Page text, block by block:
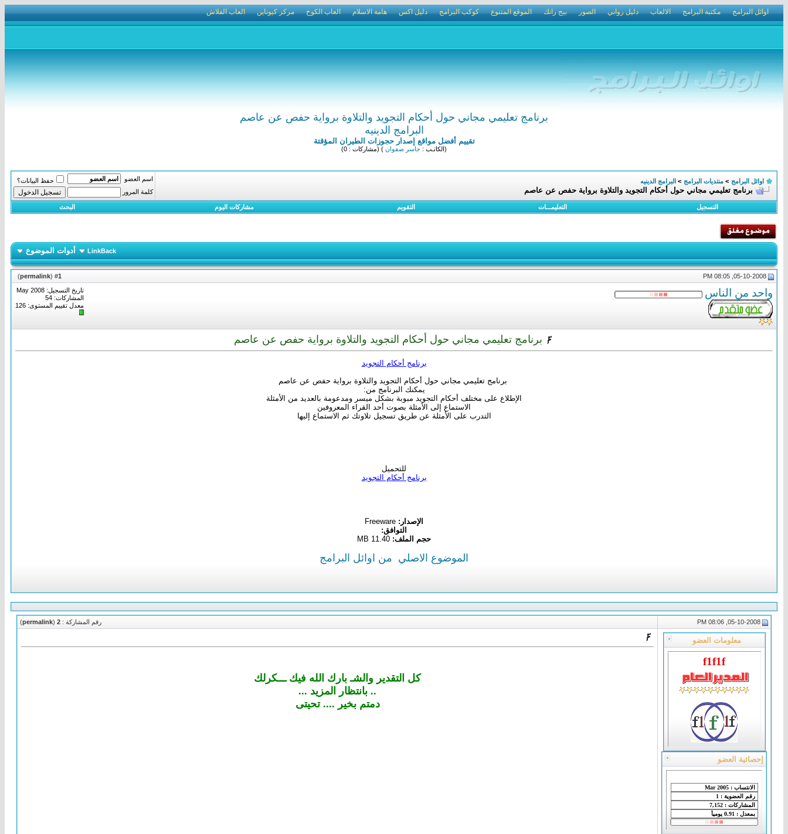
اوائل البرامج مكتبة البرامج الالعاب دليل روابي الصور بيج رانك الموقع المتنوع كوكب البرامج دليل اكس هامة الاسلام العاب الكوخ مركز كيوناين العاب الفلاش
برنامج تعليمي مجاني حول أحكام التجويد والتلاوة برواية حفص عن عاصم
البرامج الدينيه
تقييم أفضل مواقع إصدار حجوزات الطيران المؤقتة
(الكاتـب : جاسر صفوان ) (مشاركات : 0)
اوائل البرامج > منتديات البرامج > البرامج الدينيه
برنامج تعليمي مجاني حول أحكام التجويد والتلاوة برواية حفص عن عاصم
اسم العضو
حفظ البيانات؟
كلمة المرور
التسجيل التعليمـــات التقويم مشاركات اليوم البحث
LinkBack أدوات الموضوع
1
(
permalink
)
واحد من الناس
تاريخ التسجيل: May 2008
المشاركات: 54
معدل تقييم المستوى: 126
برنامج تعليمي مجاني حول أحكام التجويد والتلاوة برواية حفص عن عاصم
برنامج أحكام التجويد
برنامج تعليمي مجاني حول أحكام التجويد والتلاوة برواية حفص عن عاصم
يمكنك البرنامج من:
الإطلاع على مختلف أحكام التجويد مبوبة بشكل ميسر ومدعومة بالعديد من الأمثلة
الاستماع إلى الأمثلة بصوت أحد القراء المعروفين
التدرب على الأمثلة عن طريق تسجيل تلاوتك ثم الاستماع إليها
للتحميل
برنامج أحكام التجويد
الإصدار:
التوافق:
حجم الملف:
الموضوع الاصلي من اوائل البرامج
رقم المشاركة : 2
(
permalink
)
معلومات العضو
f1f1f
إحصائية العضو
كل التقدير والشـ بارك الله فيك ـــكرلك
.. بانتظار المزيد ...
دمتم بخير .... تحيتى